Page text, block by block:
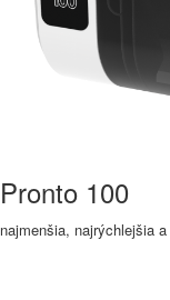
Pronto 100
najmenšia, najrýchlejšia